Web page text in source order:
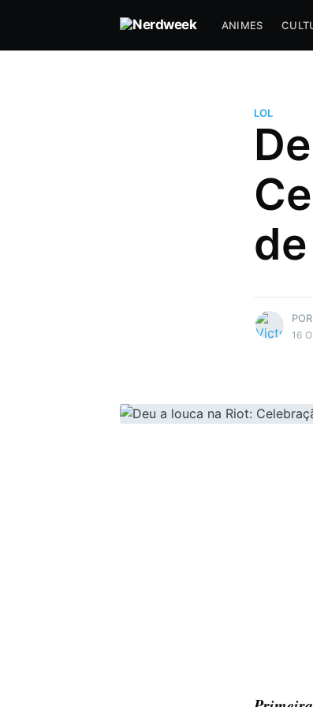
ANIMES
LOL
Victoria Degaspari
Leio igual uma doida,
me notasse e jamais
Games e Comics, por
completamente
passar horas
16